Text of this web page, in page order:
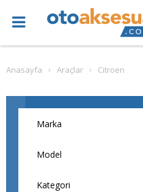
Anasayfa Araçlar Citroen